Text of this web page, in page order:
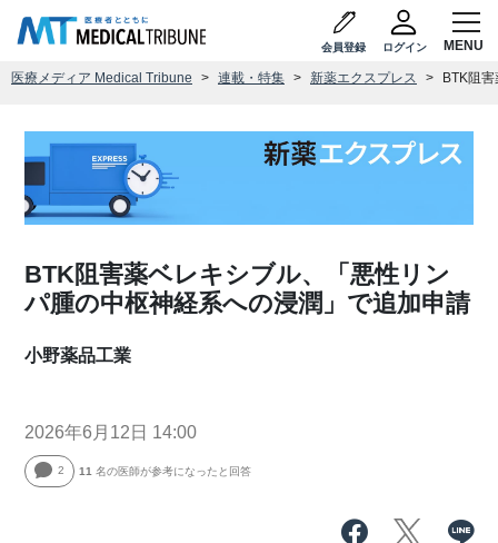
会員登録 ログイン
医療メディア Medical Tribune 連載・特集 新薬エクスプレス BTK阻
BTK阻害薬ベレキシブル、「悪性リン
パ腫の中枢神経系への浸潤」で追加申請
小野薬品工業
2026年6月12日 14:00
2 11 名の医師が参考になったと回答